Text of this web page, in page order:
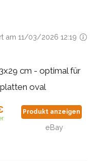
am 11/03/2026 12:19
cm - optimal für
oval
Produkt anzeigen
eBay